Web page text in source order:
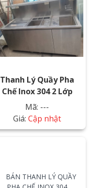
Thanh Lý Quầy Pha
Chế Inox 304 2 Lớp
Mã: ---
Giá: Cập nhật